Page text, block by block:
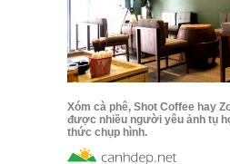
Xóm cà phê, Shot Coffee hay
được nhiều người yêu ảnh tụ
thức chụp hình.